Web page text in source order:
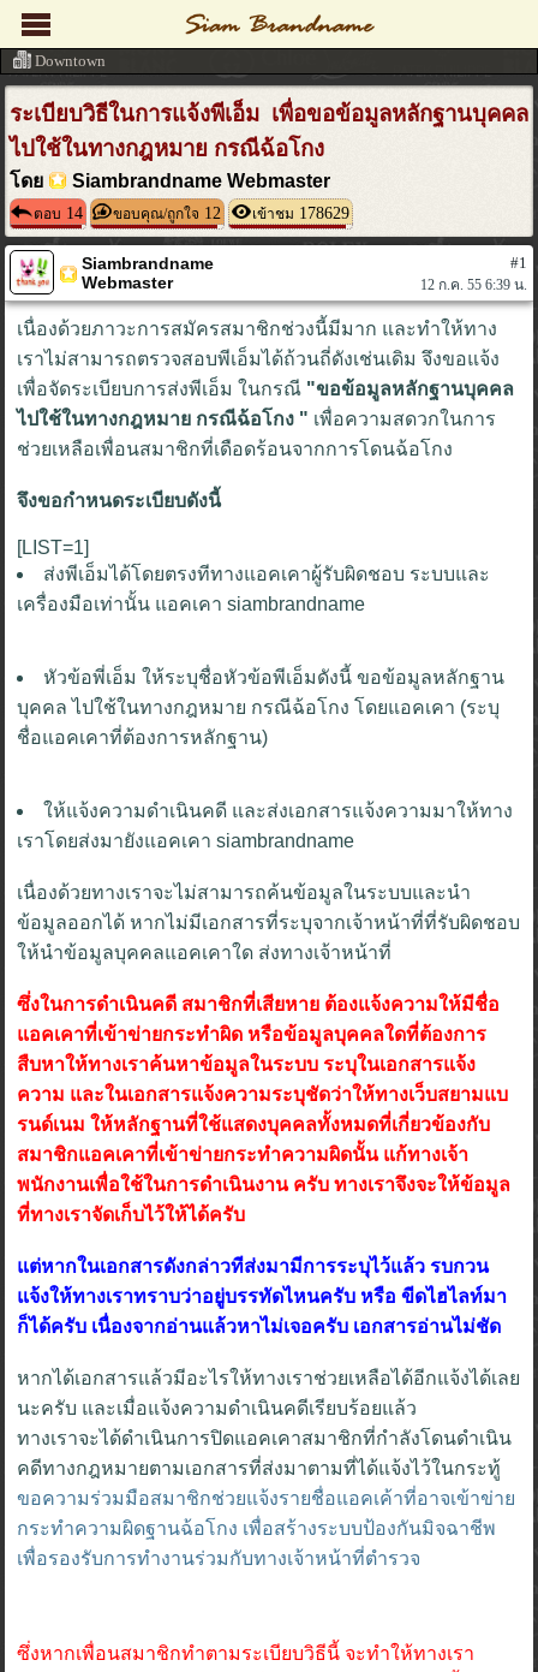
ระเบียบวิธีในการแจ้งพีเอ็ม เพื่อขอข้อมูลหลักฐานบุคคล
ไปใช้ในทางกฎหมาย กรณีฉ้อโกง
โดย Siambrandname Webmaster
ตอบ 14 ขอบคุณ/ถูกใจ 12 เข้าชม 178629
Siambrandname
Webmaster
#1
12 ก.ค. 55 6:39 น.
เนื่องด้วยภาวะการสมัครสมาชิกช่วงนี้มีมาก และทำให้ทาง
เราไม่สามารถตรวจสอบพีเอ็มได้ถ้วนถี่ดังเช่นเดิม จึงขอแจ้ง
เพื่อจัดระเบียบการส่งพีเอ็ม ในกรณี "ขอข้อมูลหลักฐานบุคคล
ไปใช้ในทางกฎหมาย กรณีฉ้อโกง " เพื่อความสดวกในการ
ช่วยเหลือเพื่อนสมาชิกที่เดือดร้อนจากการโดนฉ้อโกง
จึงขอกำหนดระเบียบดังนี้
[LIST=1]
ส่งพีเอ็มได้โดยตรงทีทางแอคเคาผู้รับผิดชอบ ระบบและ
เครื่องมือเท่านั้น แอคเคา siambrandname
หัวข้อพี่เอ็ม ให้ระบุชื่อหัวข้อพีเอ็มดังนี้ ขอข้อมูลหลักฐาน
บุคคล ไปใช้ในทางกฎหมาย กรณีฉ้อโกง โดยแอคเคา (ระบุ
ชื่อแอคเคาที่ต้องการหลักฐาน)
ให้แจ้งความดำเนินคดี และส่งเอกสารแจ้งความมาให้ทาง
เราโดยส่งมายังแอคเคา siambrandname
เนื่องด้วยทางเราจะไม่สามารถค้นข้อมูลในระบบและนำ
ข้อมูลออกได้ หากไม่มีเอกสารที่ระบุจากเจ้าหน้าที่ที่รับผิดชอบ
ให้นำข้อมูลบุคคลแอคเคาใด ส่งทางเจ้าหน้าที่
ซึ่งในการดำเนินคดี สมาชิกที่เสียหาย ต้องแจ้งความให้มีชื่อ
แอคเคาที่เข้าข่ายกระทำผิด หรือข้อมูลบุคคลใดที่ต้องการ
สืบหาให้ทางเราค้นหาข้อมูลในระบบ ระบุในเอกสารแจ้ง
ความ และในเอกสารแจ้งความระบุชัดว่าให้ทางเว็บสยามแบ
รนด์เนม ให้หลักฐานที่ใช้แสดงบุคคลทั้งหมดที่เกี่ยวข้องกับ
สมาชิกแอคเคาที่เข้าข่ายกระทำความผิดนั้น แก้ทางเจ้า
พนักงานเพื่อใช้ในการดำเนินงาน ครับ ทางเราจึงจะให้ข้อมูล
ที่ทางเราจัดเก็บไว้ให้ได้ครับ
แต่หากในเอกสารดังกล่าวทีส่งมามีการระบุไว้แล้ว รบกวน
แจ้งให้ทางเราทราบว่าอยู่บรรทัดไหนครับ หรือ ขีดไฮไลท์มา
ก็ได้ครับ เนื่องจากอ่านแล้วหาไม่เจอครับ เอกสารอ่านไม่ชัด
หากได้เอกสารแล้วมีอะไรให้ทางเราช่วยเหลือได้อีกแจ้งได้เลย
นะครับ และเมื่อแจ้งความดำเนินคดีเรียบร้อยแล้ว
ทางเราจะได้ดำเนินการปิดแอคเคาสมาชิกที่กำลังโดนดำเนิน
คดีทางกฎหมายตามเอกสารที่ส่งมาตามที่ได้แจ้งไว้ในกระทู้
ขอความร่วมมือสมาชิกช่วยแจ้งรายชื่อแอคเค้าที่อาจเข้าข่าย
กระทำความผิดฐานฉ้อโกง เพื่อสร้างระบบป้องกันมิจฉาชีพ
เพื่อรองรับการทำงานร่วมกับทางเจ้าหน้าที่ตำรวจ
ซึ่งหากเพื่อนสมาชิกทำตามระเบียบวิธีนี้ จะทำให้ทางเรา
Downtown